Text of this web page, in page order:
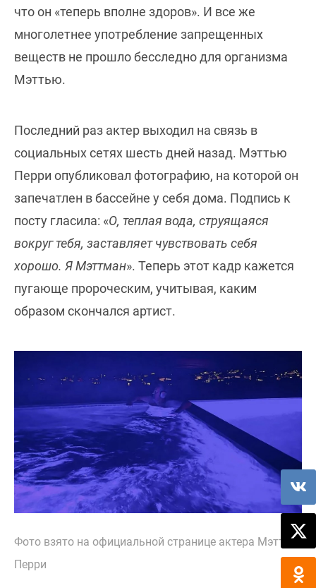
что он «теперь вполне здоров». И все же
многолетнее употребление запрещенных
веществ не прошло бесследно для организма
Мэттью.
Последний раз актер выходил на связь в
социальных сетях шесть дней назад. Мэттью
Перри опубликовал фотографию, на которой он
запечатлен в бассейне у себя дома. Подпись к
посту гласила: «О, теплая вода, струящаяся
вокруг тебя, заставляет чувствовать себя
хорошо. Я Мэттман». Теперь этот кадр кажется
пугающе пророческим, учитывая, каким
образом скончался артист.
Фото взято на официальной странице актера Мэттью
Перри